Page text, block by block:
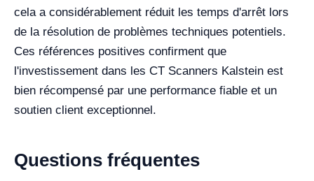
cela a considérablement réduit les temps d'arrêt lors
de la résolution de problèmes techniques potentiels.
Ces références positives confirment que
l'investissement dans les CT Scanners Kalstein est
bien récompensé par une performance fiable et un
soutien client exceptionnel.
Questions fréquentes